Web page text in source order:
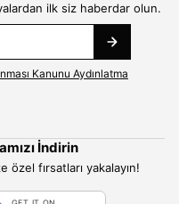
ilk siz haberdar olun.
Kanunu Aydınlatma
İndirin
özel fırsatları yakalayın!